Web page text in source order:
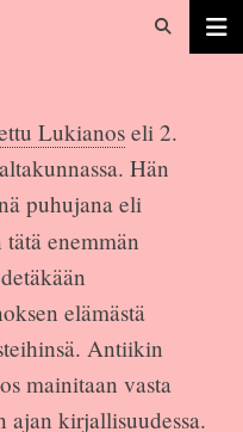
Lukianoseli 2.
Hän
puhujana eli
enemmän
elämästä
Antiikin
mainitaan vasta
ajan kirjallisuudessa.